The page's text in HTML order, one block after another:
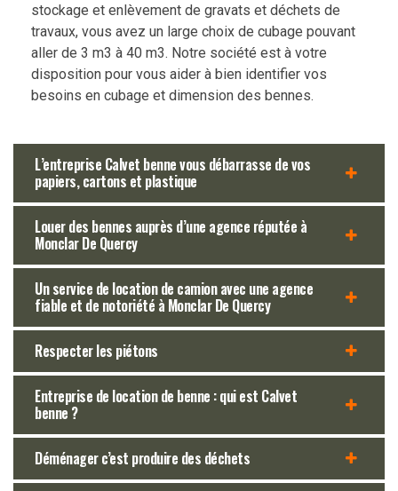
stockage et enlèvement de gravats et déchets de
travaux, vous avez un large choix de cubage pouvant
aller de 3 m3 à 40 m3. Notre société est à votre
disposition pour vous aider à bien identifier vos
besoins en cubage et dimension des bennes.
L’entreprise Calvet benne vous débarrasse de vos
papiers, cartons et plastique
Louer des bennes auprès d’une agence réputée à
Monclar De Quercy
Un service de location de camion avec une agence
fiable et de notoriété à Monclar De Quercy
Respecter les piétons
Entreprise de location de benne : qui est Calvet
benne ?
Déménager c’est produire des déchets